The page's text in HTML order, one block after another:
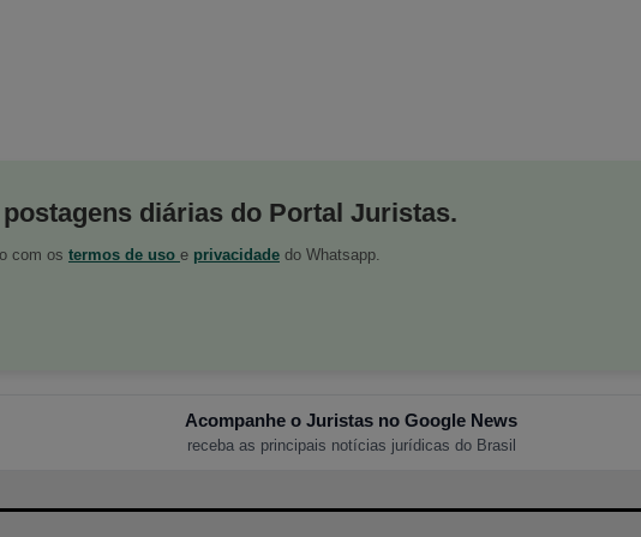
diárias do Portal Juristas.
com os termos de uso e privacidade do Whatsapp.
Acompanhe o Juristas no Google News
receba as principais notícias jurídicas do Brasil